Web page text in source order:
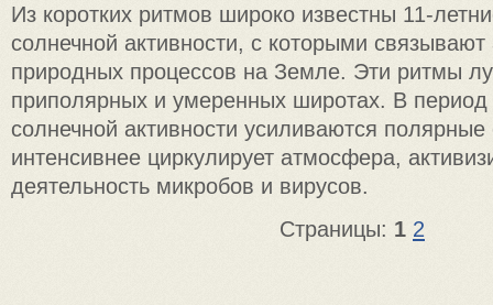
Из коротких ритмов широко известны 11-
солнечной активности, с которыми связывают
природных процессов на Земле. Эти ритмы
приполярных и умеренных широтах. В
солнечной активности усиливаются полярные
интенсивнее циркулирует атмосфера,
деятельность микробов и вирусов.
Страницы: 1 2